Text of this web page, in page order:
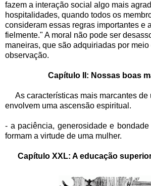
fazem a interação social algo mais
hospitalidades, quando todos os
consideram essas regras importantes e
fielmente." A moral não pode ser
maneiras, que são adquiriadas por
observação.
Capítulo II: Nossas boas
As características mais marcantes de
envolvem uma ascensão espiritual.
- a paciência, generosidade e
formam a virtude de uma mulher.
Capítulo XXL: A educação